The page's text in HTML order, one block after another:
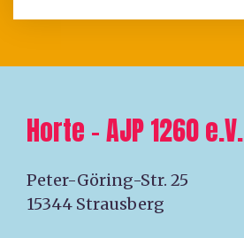
Horte – AJP 1260 e.V.
Peter-Göring-Str. 25
15344 Strausberg